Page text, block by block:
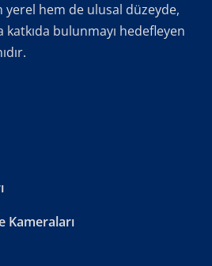
yerel hem de ulusal düzeyde,
katkıda bulunmayı hedefleyen
Kameraları